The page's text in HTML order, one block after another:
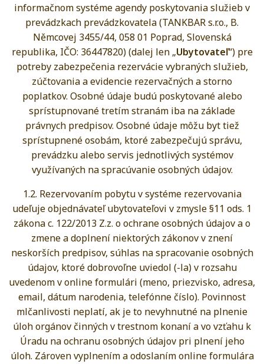
informačnom systéme agendy poskytovania služieb v
prevádzkach prevádzkovatela (TANKBAR s.r.o., B.
Němcovej 3455/44, 058 01 Poprad, Slovenská
republika, IČO: 36447820) (dalej len „Ubytovateľ“) pre
potreby zabezpečenia rezervácie vybraných služieb,
zúčtovania a evidencie rezervačných a storno
poplatkov. Osobné údaje budú poskytované alebo
sprístupnované tretím stranám iba na základe
právnych predpisov. Osobné údaje môžu byt tiež
sprístupnené osobám, ktoré zabezpečujú správu,
prevádzku alebo servis jednotlivých systémov
využívaných na spracúvanie osobných údajov.
1.2. Rezervovaním pobytu v systéme rezervovania
udeľuje objednávateľ ubytovateľovi v zmysle §11 ods. 1
zákona c. 122/2013 Z.z. o ochrane osobných údajov a o
zmene a doplnení niektorých zákonov v znení
neskorších predpisov, súhlas na spracovanie osobných
údajov, ktoré dobrovoľne uviedol (-la) v rozsahu
uvedenom v online formulári (meno, priezvisko, adresa,
email, dátum narodenia, telefónne číslo). Povinnost
mlčanlivosti neplatí, ak je to nevyhnutné na plnenie
úloh orgánov činných v trestnom konaní a vo vzťahu k
Úradu na ochranu osobných údajov pri plnení jeho
úloh. Zároven vyplnením a odoslaním online formulára